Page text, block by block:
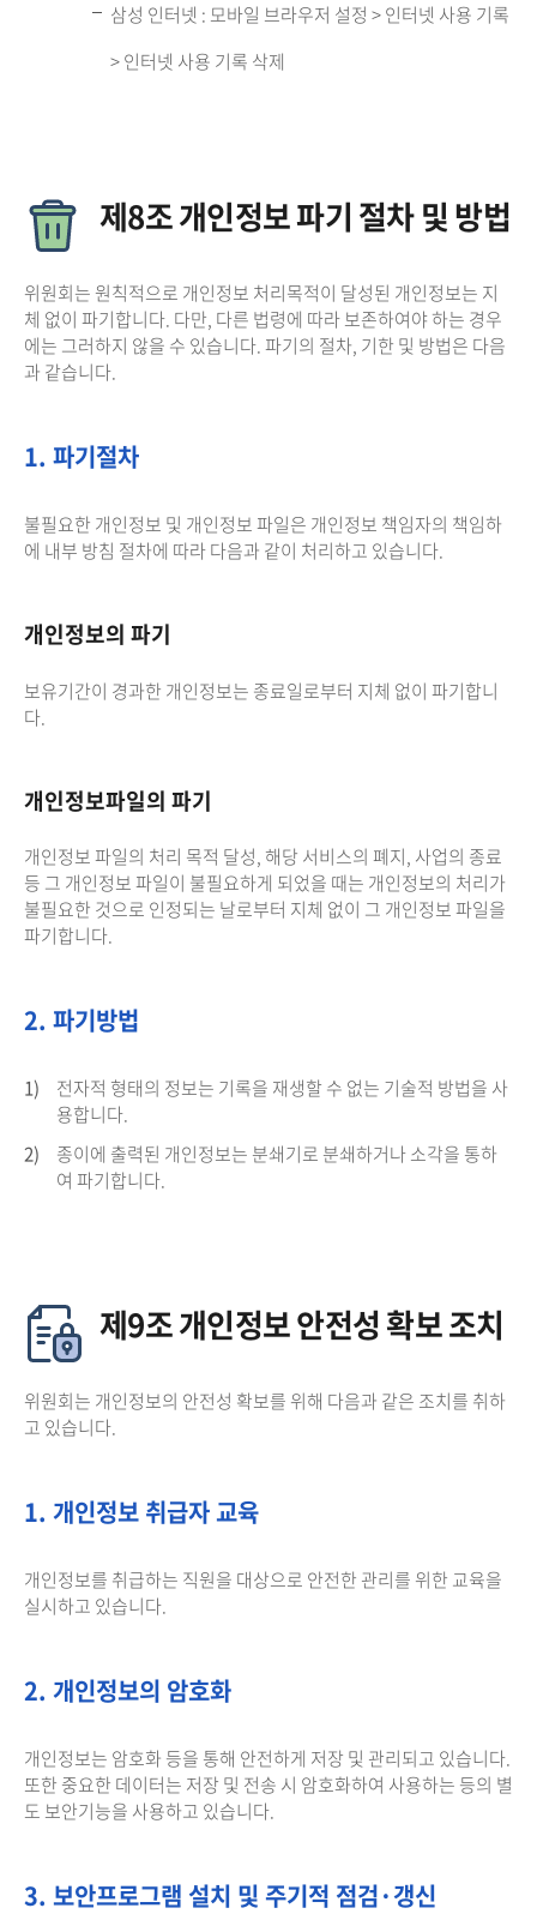
삼성 인터넷 : 모바일 브라우저 설정 > 인터넷 사용 기록
> 인터넷 사용 기록 삭제
제8조 개인정보 파기 절차 및 방법
위원회는 원칙적으로 개인정보 처리목적이 달성된 개인정보는 지
체 없이 파기합니다. 다만, 다른 법령에 따라 보존하여야 하는 경우
에는 그러하지 않을 수 있습니다. 파기의 절차, 기한 및 방법은 다음
과 같습니다.
1. 파기절차
불필요한 개인정보 및 개인정보 파일은 개인정보 책임자의 책임하
에 내부 방침 절차에 따라 다음과 같이 처리하고 있습니다.
개인정보의 파기
보유기간이 경과한 개인정보는 종료일로부터 지체 없이 파기합니
다.
개인정보파일의 파기
개인정보 파일의 처리 목적 달성, 해당 서비스의 폐지, 사업의 종료
등 그 개인정보 파일이 불필요하게 되었을 때는 개인정보의 처리가
불필요한 것으로 인정되는 날로부터 지체 없이 그 개인정보 파일을
파기합니다.
2. 파기방법
1)
전자적 형태의 정보는 기록을 재생할 수 없는 기술적 방법을 사
용합니다.
2)
종이에 출력된 개인정보는 분쇄기로 분쇄하거나 소각을 통하
여 파기합니다.
제9조 개인정보 안전성 확보 조치
위원회는 개인정보의 안전성 확보를 위해 다음과 같은 조치를 취하
고 있습니다.
1. 개인정보 취급자 교육
개인정보를 취급하는 직원을 대상으로 안전한 관리를 위한 교육을
실시하고 있습니다.
2. 개인정보의 암호화
개인정보는 암호화 등을 통해 안전하게 저장 및 관리되고 있습니다.
또한 중요한 데이터는 저장 및 전송 시 암호화하여 사용하는 등의 별
도 보안기능을 사용하고 있습니다.
3. 보안프로그램 설치 및 주기적 점검·갱신